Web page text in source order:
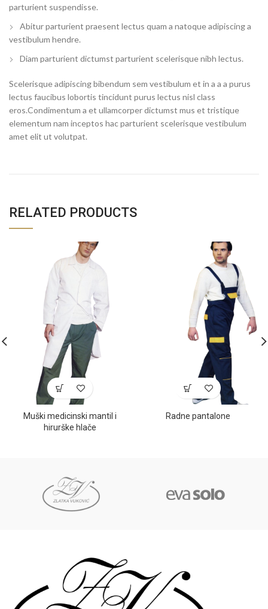
parturient suspendisse.
Abitur parturient praesent lectus quam a natoque adipiscing a
vestibulum hendre.
Diam parturient dictumst parturient scelerisque nibh lectus.
Scelerisque adipiscing bibendum sem vestibulum et in a a a purus
lectus faucibus lobortis tincidunt purus lectus nisl class
eros.Condimentum a et ullamcorper dictumst mus et tristique
elementum nam inceptos hac parturient scelerisque vestibulum
amet elit ut volutpat.
RELATED PRODUCTS
Muški medicinski mantil i
hirurške hlače
Radne pantalone